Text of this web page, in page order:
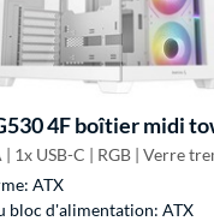
4F boîtier midi
| 1x USB-C | RGB | Verre
ATX
bloc d'alimentation: ATX